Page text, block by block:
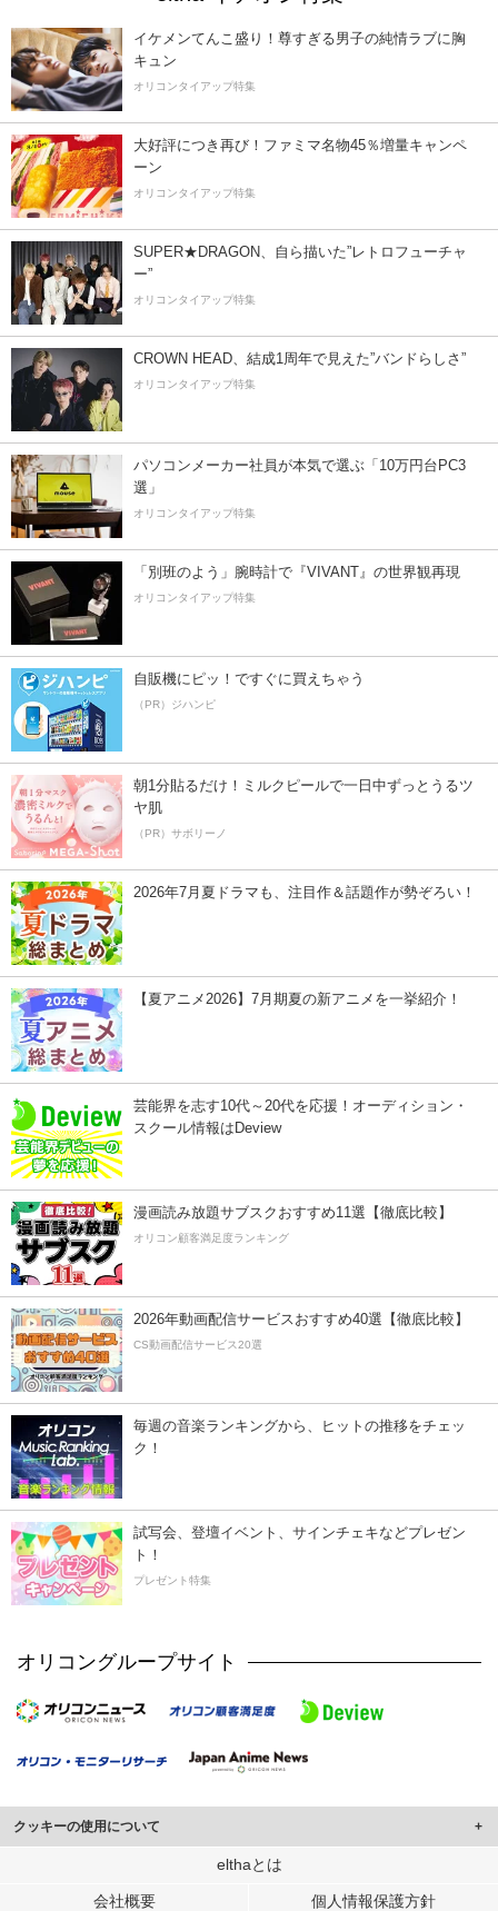
イケメンてんこ盛り！尊すぎる男子の純情ラブに胸
キュン
オリコンタイアップ特集
大好評につき再び！ファミマ名物45％増量キャンペ
ーン
オリコンタイアップ特集
SUPER★DRAGON、自ら描いた”レトロフューチャ
ー”
オリコンタイアップ特集
CROWN HEAD、結成1周年で見えた”バンドらしさ”
オリコンタイアップ特集
パソコンメーカー社員が本気で選ぶ「10万円台PC3
選」
オリコンタイアップ特集
「別班のよう」腕時計で『VIVANT』の世界観再現
オリコンタイアップ特集
自販機にピッ！ですぐに買えちゃう
（PR）ジハンピ
朝1分貼るだけ！ミルクピールで一日中ずっとうるツ
ヤ肌
（PR）サボリーノ
2026年7月夏ドラマも、注目作＆話題作が勢ぞろい！
【夏アニメ2026】7月期夏の新アニメを一挙紹介！
芸能界を志す10代～20代を応援！オーディション・
スクール情報はDeview
漫画読み放題サブスクおすすめ11選【徹底比較】
オリコン顧客満足度ランキング
2026年動画配信サービスおすすめ40選【徹底比較】
CS動画配信サービス20選
毎週の音楽ランキングから、ヒットの推移をチェッ
ク！
試写会、登壇イベント、サインチェキなどプレゼン
ト！
プレゼント特集
オリコングループサイト
クッキーの使用について
このサイトでは Cookie を使用して、ユーザーに合わせたコンテンツや広告の
行っています。
elthaとは
会社概要 個人情報保護方針